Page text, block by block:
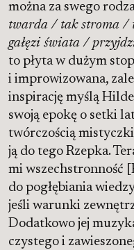
można za swego
twarda / tak stroma /
gałęzi świata /
to płyta w dużym
i improwizowana,
inspirację myślą
swoją epokę o setki
twórczością
ją do tego Rzepka.
mi wszechstronność
do pogłębiania
jeśli warunki
Dodatkowo jej
czystego i